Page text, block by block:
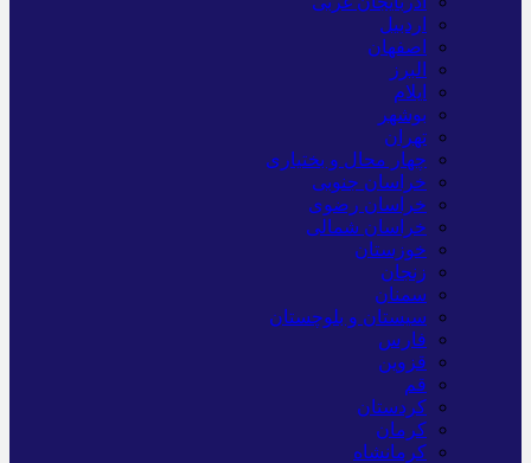
اردبیل
اصفهان
البرز
ایلام
بوشهر
تهران
چهار محال و بختیاری
خراسان جنوبی
خراسان رضوی
خراسان شمالی
خوزستان
زنجان
سمنان
سیستان و بلوچستان
فارس
قزوین
قم
کردستان
کرمان
کرمانشاه